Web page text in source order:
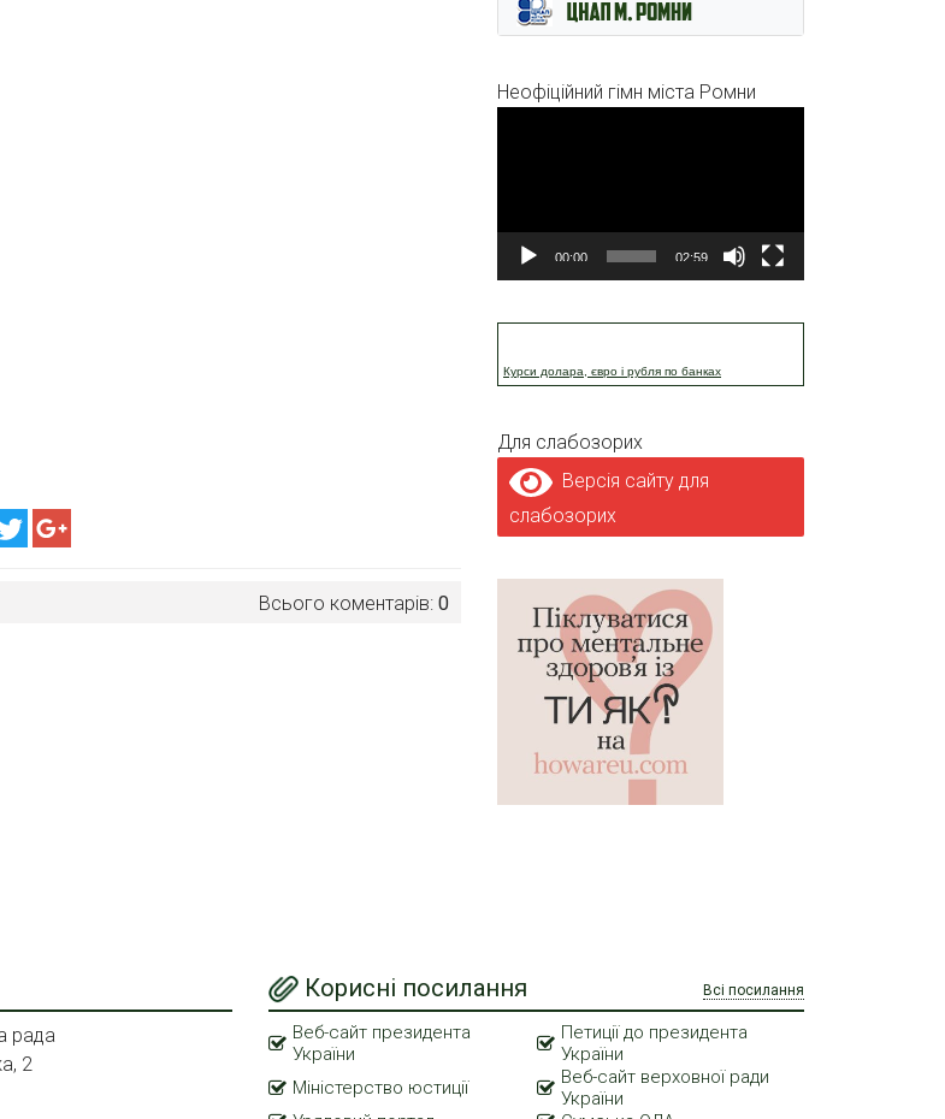
Всього коментарів: 0
Неофіційний гімн міста Ромни
00:00 02:59
Курси долара, євро і рубля по банках
Для слабозорих
Версія сайту для
слабозорих
рада
2
Корисні посилання Всі посилання
Веб-сайт президента
України
Петиції до президента
України
Міністерство юстиції
Веб-сайт верховної ради
України